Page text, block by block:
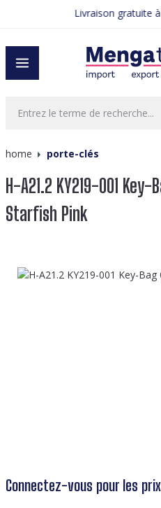
Livraison gratuite
home porte-clés
H-A21.2 KY219-001
Starfish Pink
Ignorer la galerie d'images
Connectez-vous pour les prix